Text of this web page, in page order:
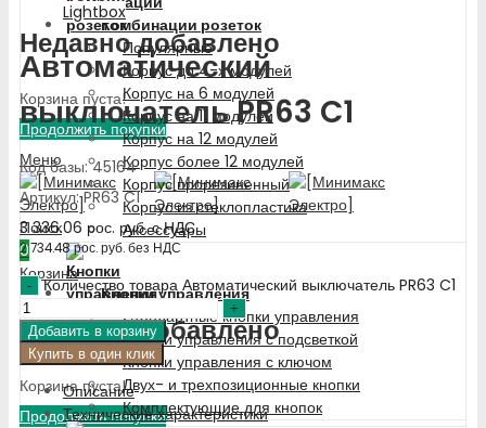
Недавно добавлено
Корзина пуста!
Продолжить покупки
Меню
Поиск
0
Корзина
Недавно добавлено
Корзина пуста!
Продолжить покупки
Комбинации розеток
Популярные
Корпус до 4-х модулей
Корпус на 6 модулей
Корпус на 11 модулей
Корпус на 12 модулей
Корпус более 12 модулей
Корпус прорезиненный
Корпус из стеклопластика
Аксессуары
Кнопки управления
Стандартные кнопки управления
Кнопки управления с подсветкой
Кнопки управления с ключом
Двух- и трехпозиционные кнопки
Комплектующие для кнопок
Lightbox
Автоматический
выключатель PR63 C1
Код базы: 45164
Артикул: PR63 C1
3 336.06 рос. руб.с НДС
2 734.48рос. руб.без НДС
Количество товара Автоматический выключатель PR63 C1
Добавить в корзину
Купить в один клик
Описание
Технические характеристики